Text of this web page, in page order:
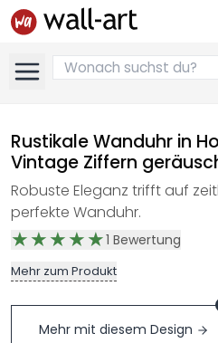
Rustikale Wanduhr in
Vintage Ziffern
Robuste Eleganz trifft auf
perfekte Wanduhr.
1 Bewertung
Mehr zum Produkt
Mehr mit diesem Design